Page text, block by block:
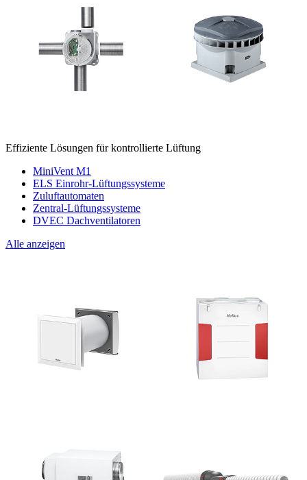
Effiziente Lösungen für kontrollierte Lüftung
MiniVent M1
ELS Einrohr-Lüftungssysteme
Zuluftautomaten
Zentral-Lüftungssysteme
DVEC Dachventilatoren
Alle anzeigen